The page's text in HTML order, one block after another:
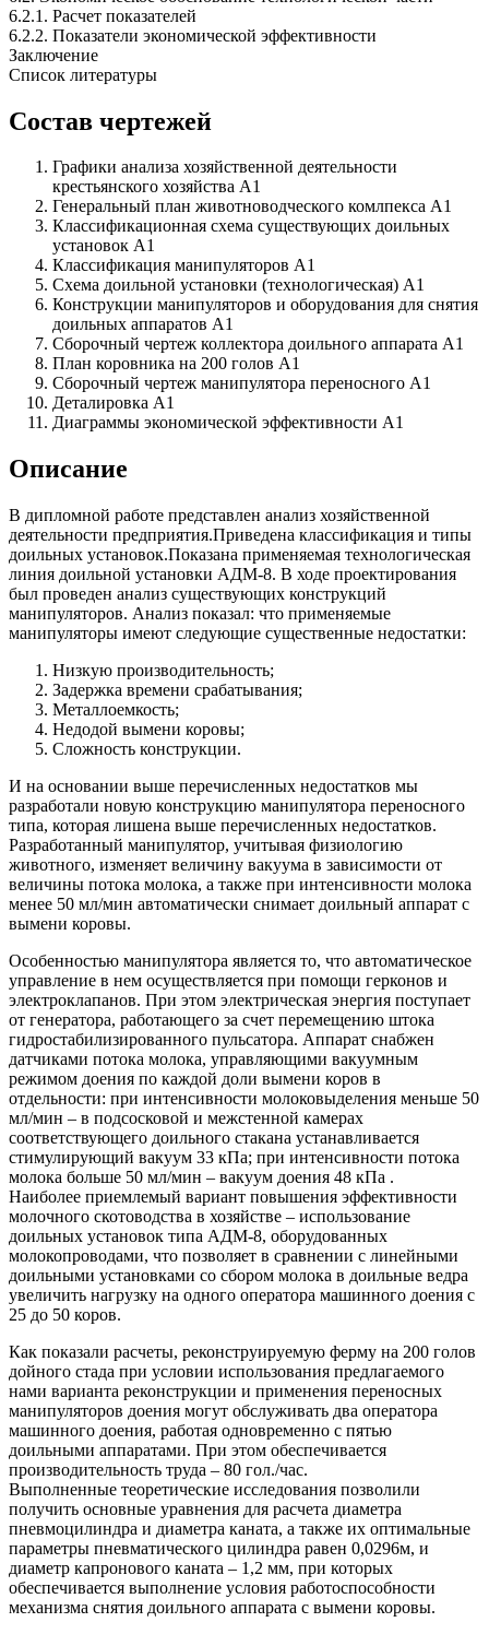
6.2.1. Расчет показателей
6.2.2. Показатели экономической эффективности
Заключение
Список литературы
Состав чертежей
Графики анализа хозяйственной деятельности
крестьянского хозяйства А1
Генеральный план животноводческого комлпекса А1
Классификационная схема существующих доильных
установок А1
Классификация манипуляторов А1
Схема доильной установки (технологическая) А1
Конструкции манипуляторов и оборудования для снятия
доильных аппаратов А1
Сборочный чертеж коллектора доильного аппарата А1
План коровника на 200 голов А1
Сборочный чертеж манипулятора переносного А1
Деталировка А1
Диаграммы экономической эффективности А1
Описание
В дипломной работе представлен анализ хозяйственной
деятельности предприятия.Приведена классификация и типы
доильных установок.Показана применяемая технологическая
линия доильной установки АДМ-8. В ходе проектирования
был проведен анализ существующих конструкций
манипуляторов. Анализ показал: что применяемые
манипуляторы имеют следующие существенные недостатки:
Низкую производительность;
Задержка времени срабатывания;
Металлоемкость;
Недодой вымени коровы;
Сложность конструкции.
И на основании выше перечисленных недостатков мы
разработали новую конструкцию манипулятора переносного
типа, которая лишена выше перечисленных недостатков.
Разработанный манипулятор, учитывая физиологию
животного, изменяет величину вакуума в зависимости от
величины потока молока, а также при интенсивности молока
менее 50 мл/мин автоматически снимает доильный аппарат с
вымени коровы.
Особенностью манипулятора является то, что автоматическое
управление в нем осуществляется при помощи герконов и
электроклапанов. При этом электрическая энергия поступает
от генератора, работающего за счет перемещению штока
гидростабилизированного пульсатора. Аппарат снабжен
датчиками потока молока, управляющими вакуумным
режимом доения по каждой доли вымени коров в
отдельности: при интенсивности молоковыделения меньше 50
мл/мин – в подсосковой и межстенной камерах
соответствующего доильного стакана устанавливается
стимулирующий вакуум 33 кПа; при интенсивности потока
молока больше 50 мл/мин – вакуум доения 48 кПа .
Наиболее приемлемый вариант повышения эффективности
молочного скотоводства в хозяйстве – использование
доильных установок типа АДМ-8, оборудованных
молокопроводами, что позволяет в сравнении с линейными
доильными установками со сбором молока в доильные ведра
увеличить нагрузку на одного оператора машинного доения с
25 до 50 коров.
Как показали расчеты, реконструируемую ферму на 200 голов
дойного стада при условии использования предлагаемого
нами варианта реконструкции и применения переносных
манипуляторов доения могут обслуживать два оператора
машинного доения, работая одновременно с пятью
доильными аппаратами. При этом обеспечивается
производительность труда – 80 гол./час.
Выполненные теоретические исследования позволили
получить основные уравнения для расчета диаметра
пневмоцилиндра и диаметра каната, а также их оптимальные
параметры пневматического цилиндра равен 0,0296м, и
диаметр капронового каната – 1,2 мм, при которых
обеспечивается выполнение условия работоспособности
механизма снятия доильного аппарата с вымени коровы.